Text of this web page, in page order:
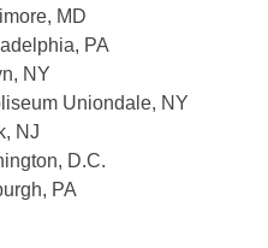
MD
PA
NY
Uniondale, NY
NJ
D.C.
PA